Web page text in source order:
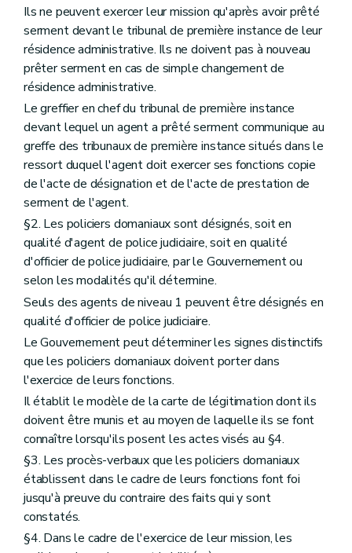
Ils ne peuvent exercer leur mission qu'après avoir prêté
serment devant le tribunal de première instance de leur
résidence administrative. Ils ne doivent pas à nouveau
prêter serment en cas de simple changement de
résidence administrative.
Le greffier en chef du tribunal de première instance
devant lequel un agent a prêté serment communique au
greffe des tribunaux de première instance situés dans le
ressort duquel l'agent doit exercer ses fonctions copie
de l'acte de désignation et de l'acte de prestation de
serment de l'agent.
§2. Les policiers domaniaux sont désignés, soit en
qualité d'agent de police judiciaire, soit en qualité
d'officier de police judiciaire, par le Gouvernement ou
selon les modalités qu'il détermine.
Seuls des agents de niveau 1 peuvent être désignés en
qualité d'officier de police judiciaire.
Le Gouvernement peut déterminer les signes distinctifs
que les policiers domaniaux doivent porter dans
l'exercice de leurs fonctions.
Il établit le modèle de la carte de légitimation dont ils
doivent être munis et au moyen de laquelle ils se font
connaître lorsqu'ils posent les actes visés au §4.
§3. Les procès-verbaux que les policiers domaniaux
établissent dans le cadre de leurs fonctions font foi
jusqu'à preuve du contraire des faits qui y sont
constatés.
§4. Dans le cadre de l'exercice de leur mission, les